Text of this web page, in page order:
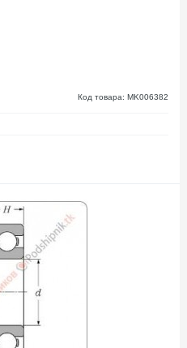
Код товара: MK006382